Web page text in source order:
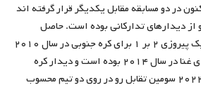
در دو مسابقه مقابل یکدیگر قرار گرفته اند
از دیدارهای تدارکانی بوده است‌. حاصل
بازیهای رو در روی دو تیم یک پیروزی ۲ بر ۱ برای کره جنوبی در سال ۲۰۱۰
و یک پیروزی ۴ بر صفر برای غنا در سال ۲۰۱۴ بوده است و دیدار کره
جنوبی و غنا در جام جهانی ۲۰۲۲ سومین تقابل رو در روی دو تیم محسوب